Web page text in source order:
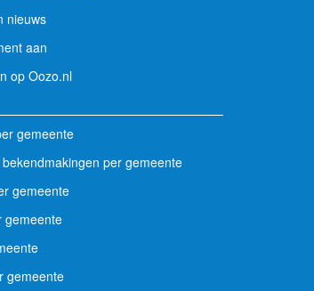
nieuws
aan
op Oozo.nl
gemeente
per gemeente
gemeente
gemeente
gemeente